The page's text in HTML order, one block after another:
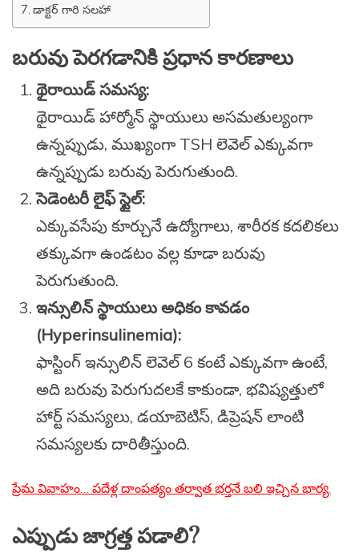
డాక్టర్ గారి సలహా
బరువు పెరగడానికి ప్రధాన కారణాలు
థైరాయిడ్ సమస్య:
థైరాయిడ్ హార్మోన్ స్థాయులు అసమతుల్యంగా
ఉన్నప్పుడు, ముఖ్యంగా TSH లెవెల్ ఎక్కువగా
ఉన్నప్పుడు బరువు పెరుగుతుంది.
సెడెంటరీ లైఫ్ స్టైల్:
ఎక్కువసేపు కూర్చునే ఉద్యోగాలు, శారీరక కదలికలు
తక్కువగా ఉండటం వల్ల కూడా బరువు
పెరుగుతుంది.
ఇన్సులిన్ స్థాయులు అధికం కావడం
(Hyperinsulinemia):
ఫాస్టింగ్ ఇన్సులిన్ లెవెల్ 6 కంటే ఎక్కువగా ఉంటే,
అది బరువు పెరుగుదలకే కాకుండా, భవిష్యత్తులో
హార్ట్ సమస్యలు, డయాబెటిస్, డిప్రెషన్ లాంటి
సమస్యలకు దారితీస్తుంది.
ప్రేమ వివాహం… పదేళ్ల దాంపత్యం తర్వాత భర్తనే బలి ఇచ్చిన భార్య.
ఎప్పుడు జాగ్రత్త పడాలి?